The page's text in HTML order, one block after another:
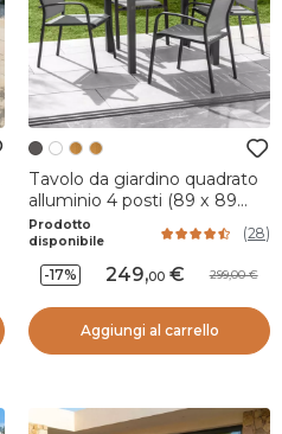
Tavolo da giardino quadrato
alluminio 4 posti (89 x 89
cm) Murano Grigio antracite
Prodotto
disponibile
(28)
-17% 249,00 299,00
Aggiungi al carrello